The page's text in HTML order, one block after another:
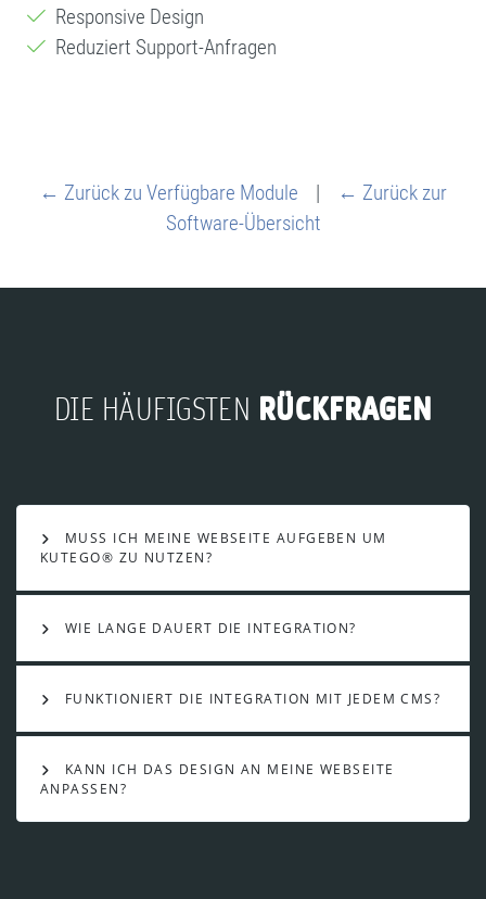
Responsive Design
Reduziert Support-Anfragen
← Zurück zu Verfügbare Module |
← Zurück zur
Software-Übersicht
DIE HÄUFIGSTEN RÜCKFRAGEN
MUSS ICH MEINE WEBSEITE AUFGEBEN UM
KUTEGO® ZU NUTZEN?
WIE LANGE DAUERT DIE INTEGRATION?
FUNKTIONIERT DIE INTEGRATION MIT JEDEM CMS?
KANN ICH DAS DESIGN AN MEINE WEBSEITE
ANPASSEN?